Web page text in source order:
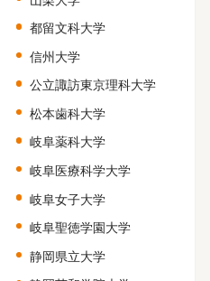
都留文科大学
信州大学
公立諏訪東京理科大学
松本歯科大学
岐阜薬科大学
岐阜医療科学大学
岐阜女子大学
岐阜聖徳学園大学
静岡県立大学